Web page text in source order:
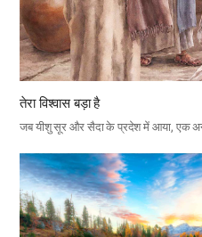
तेरा विश्वास बड़ा है
जब यीशु सूर और सैदा के प्रदेश में आया, एक